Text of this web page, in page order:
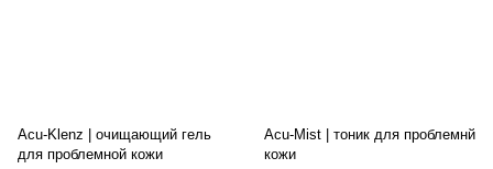
Acu-Klenz | очищающий гель
для проблемной кожи
Acu-Mist | тоник для проблемнй
кожи